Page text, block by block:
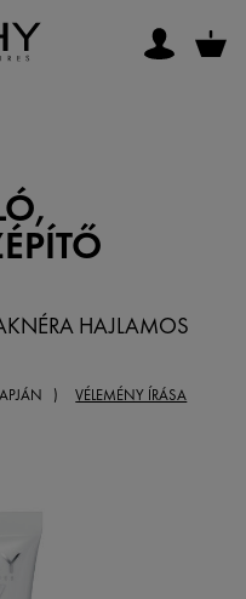
HAJLAMOS
) VÉLEMÉNY ÍRÁSA